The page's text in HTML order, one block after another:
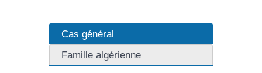
Cas général
Famille algérienne